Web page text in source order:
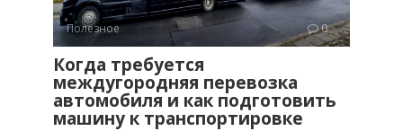
Полезное 0
Когда требуется
междугородняя перевозка
автомобиля и как подготовить
машину к транспортировке